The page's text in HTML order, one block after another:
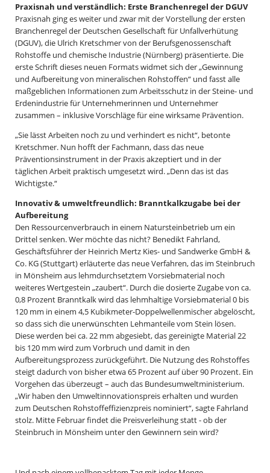
Praxisnah und verständlich: Erste Branchenregel der DGUV
Praxisnah ging es weiter und zwar mit der Vorstellung der ersten
Branchenregel der Deutschen Gesellschaft für Unfallverhütung
(DGUV), die Ulrich Kretschmer von der Berufsgenossenschaft
Rohstoffe und chemische Industrie (Nürnberg) präsentierte. Die
erste Schrift dieses neuen Formats widmet sich der „Gewinnung
und Aufbereitung von mineralischen Rohstoffen“ und fasst alle
maßgeblichen Informationen zum Arbeitsschutz in der Steine- und
Erdenindustrie für Unternehmerinnen und Unternehmer
zusammen – inklusive Vorschläge für eine wirksame Prävention.
„Sie lässt Arbeiten noch zu und verhindert es nicht“, betonte
Kretschmer. Nun hofft der Fachmann, dass das neue
Präventionsinstrument in der Praxis akzeptiert und in der
täglichen Arbeit praktisch umgesetzt wird. „Denn das ist das
Wichtigste.“
Innovativ & umweltfreundlich: Branntkalkzugabe bei der
Aufbereitung
Den Ressourcenverbrauch in einem Natursteinbetrieb um ein
Drittel senken. Wer möchte das nicht? Benedikt Fahrland,
Geschäftsführer der Heinrich Mertz Kies- und Sandwerke GmbH &
Co. KG (Stuttgart) erläuterte das neue Verfahren, das im Steinbruch
in Mönsheim aus lehmdurchsetztem Vorsiebmaterial noch
weiteres Wertgestein „zaubert“. Durch die dosierte Zugabe von ca.
0,8 Prozent Branntkalk wird das lehmhaltige Vorsiebmaterial 0 bis
120 mm in einem 4,5 Kubikmeter-Doppelwellenmischer abgelöscht,
so dass sich die unerwünschten Lehmanteile vom Stein lösen.
Diese werden bei ca. 22 mm abgesiebt, das gereinigte Material 22
bis 120 mm wird zum Vorbruch und damit in den
Aufbereitungsprozess zurückgeführt. Die Nutzung des Rohstoffes
steigt dadurch von bisher etwa 65 Prozent auf über 90 Prozent. Ein
Vorgehen das überzeugt – auch das Bundesumweltministerium.
„Wir haben den Umweltinnovationspreis erhalten und wurden
zum Deutschen Rohstoffeffizienzpreis nominiert“, sagte Fahrland
stolz. Mitte Februar findet die Preisverleihung statt - ob der
Steinbruch in Mönsheim unter den Gewinnern sein wird?